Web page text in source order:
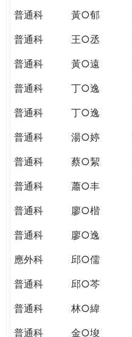
普通科 黃○郁
普通科
王○丞
普通科
黃○遠
普通科
丁○逸
普通科
丁○逸
普通科
湯○婷
普通科
蔡○絜
普通科
蕭○丰
普通科
廖○楷
普通科
廖○逸
應外科
邱○儒
普通科
邱○芩
普通科
林○緯
普通科
金○埈